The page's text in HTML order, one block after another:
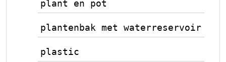
plant en pot
plantenbak met waterreservoir
plastic